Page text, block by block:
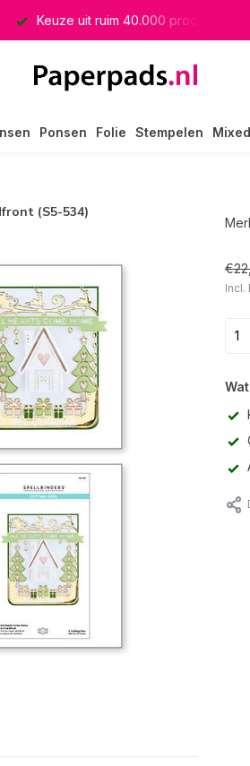
Keuze uit ruim 40.000 producten
Ponsen Folie Stempelen
(S5-534)
Incl.